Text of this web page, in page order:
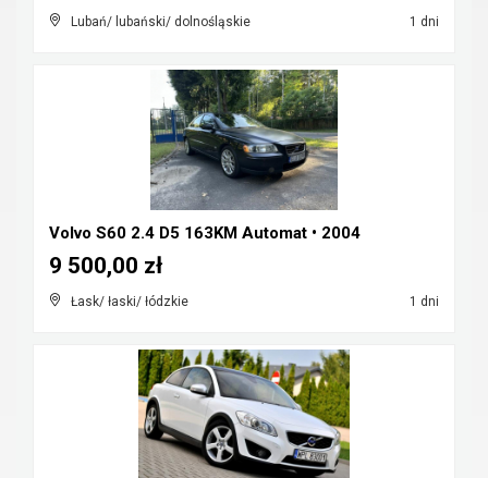
Lubań/ lubański/ dolnośląskie 1 dni
Volvo S60 2.4 D5 163KM Automat • 2004
Łask/ łaski/ łódzkie 1 dni
9 500,00 zł